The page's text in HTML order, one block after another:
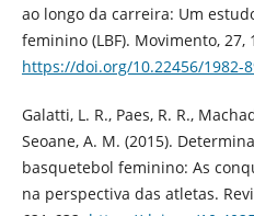
ao longo da carreira: Um
feminino (LBF). Movimento, 27,
https://doi.org/10.22456/1982-
Galatti, L. R., Paes, R. R.,
Seoane, A. M. (2015).
basquetebol feminino: As
na perspectiva das atletas.